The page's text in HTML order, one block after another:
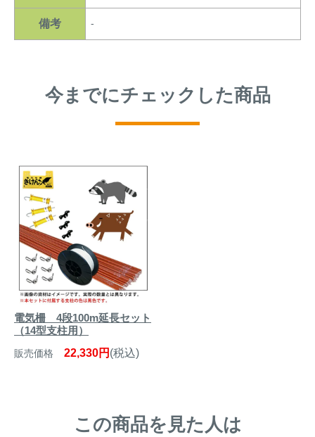
備考 -
今までにチェックした商品
電気柵 4段100m延長セット
（14型支柱用）
販売価格 22,330円 (税込)
この商品を見た人は